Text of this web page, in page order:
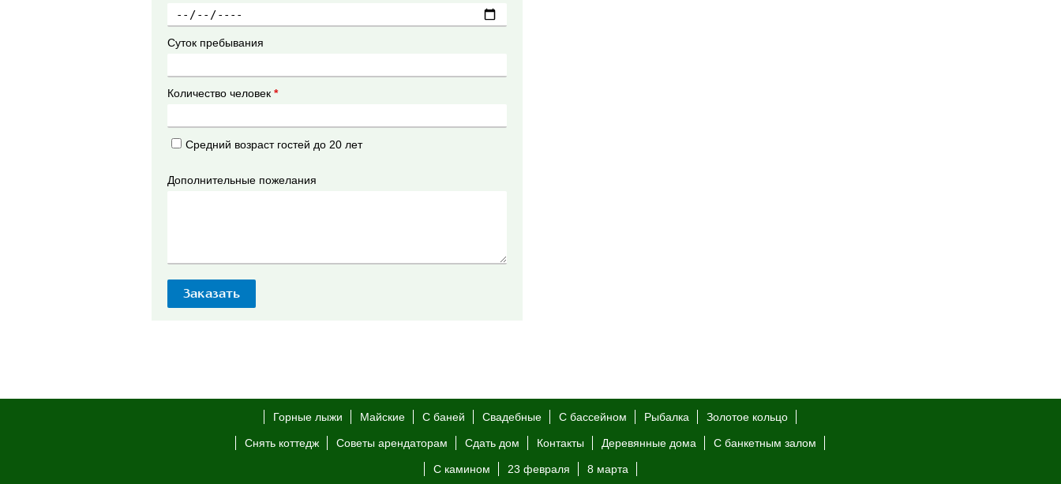
Суток пребывания
Количество человек *
Средний возраст гостей до 20 лет
Дополнительные пожелания
Горные лыжи Майские С баней Свадебные С бассейном Рыбалка Золотое кольцо
Снять коттедж Советы арендаторам Сдать дом Контакты Деревянные дома С банкетным залом
С камином 23 февраля 8 марта